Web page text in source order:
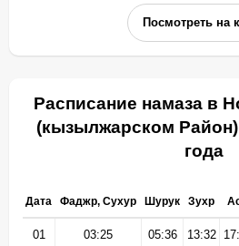
Посмотреть на
Расписание намаза в
(кызылжарском Район)
года
Дата Фаджр, Сухур Шурук Зухр
01 03:25 05:36 13:32